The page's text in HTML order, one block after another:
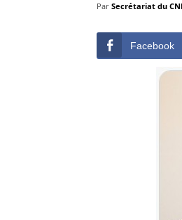
Par Secrétariat du
Facebook